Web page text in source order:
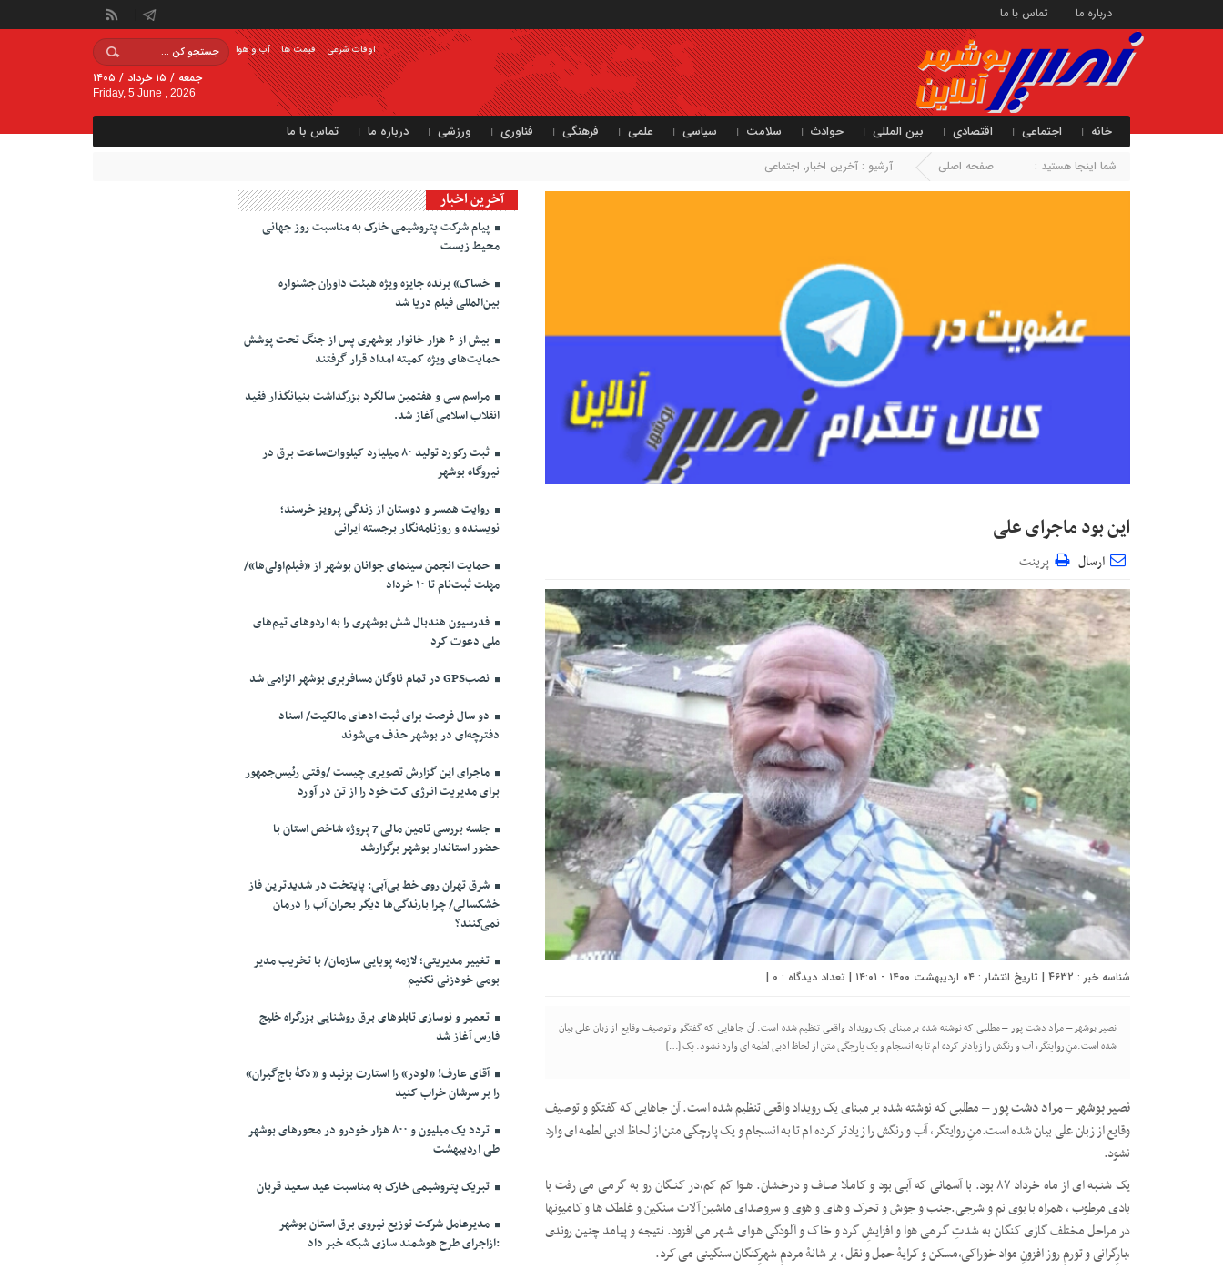
درباره ما تماس با ما
آب و هوا قیمت ها اوقات شرعی
جمعه / ۱۵ خرداد / ۱۴۰۵
Friday, 5 June , 2026
خانه اجتماعی اقتصادی بین المللی حوادث سلامت سیاسی علمی فرهنگی فناوری ورزشی درباره ما تماس با ما
شما اینجا هستید : صفحه اصلی آرشیو : آخرین اخبار, اجتماعی
این بود ماجرای علی
ارسال پرینت
شناسه خبر : 4632 | تاریخ انتشار : ۰۴ اردیبهشت ۱۴۰۰ - ۱۴:۰۱ | تعداد دیدگاه : 0
|
نصیر بوشهر – مراد دشت پور – مطلبی که نوشته شده بر مبنای یک رویداد واقعی تنظیم شده است. آن جاهایی که گفتگو و توصیف وقایع از زبان علی بیان
شده است.منِ روایتگر، آب و رنگش را زیادتر کرده ام تا به انسجام و یک پارچگی متن از لحاظ ادبی لطمه ای وارد نشود. یک […]
نصیر بوشهر – مراد دشت پور –مطلبی که نوشته شده بر مبنای یک رویداد واقعی تنظیم شده است. آن جاهایی که گفتگو و توصیف
وقایع از زبان علی بیان شده است.منِ روایتگر، آب و رنگش را زیادتر کرده ام تا به انسجام و یک پارچگی متن از لحاظ ادبی لطمه ای وارد
نشود.
یک شنـبه ای از ماه خرداد ۸۷ بود. با آسمانی که آبـی بود و کامـلا صـاف و درخـشان. هــوا کم کم،در کنــگان رو به گرمـی می رفت با
بادی مرطوب ، همراه با بوی نم و شرجی.جنب و جوش و تحرک و های و هوی و سروصدای ماشین آلات سنگین و غلطک ها و کامیونها
در مراحل مختلف گازی کنگان به شدتِ گـرمی هوا و افزایـشِ گرد و خاک و آلـودگی هـوای شـهر می افزود. نتیجه و پیامد چنین روندی
،بارِگرانی و تورمِ روز افزونِ مواد خوراکی،مسکن و کرایۀ حمل و نقل ، بر شانۀ مردمِ شهرِکنگان سنگینی می کرد.
آخرین اخبار
پیام شرکت پتروشیمی خارک به مناسبت روز جهانی
محیط زیست
خساک» برنده جایزه ویژه هیئت داوران جشنواره
بین‌المللی فیلم دریا شد
بیش از ۶ هزار خانوار بوشهری پس از جنگ تحت پوشش
حمایت‌های ویژه کمیته امداد قرار گرفتند
مراسم سی و هفتمین سالگرد بزرگداشت بنیانگذار فقید
انقلاب اسلامی آغاز شد.
ثبت رکورد تولید ۸۰ میلیارد کیلووات‌ساعت برق در
نیروگاه بوشهر
روایت همسر و دوستان از زندگی پرویز خرسند؛
نویسنده و روزنامه‌نگار برجسته ایرانی
حمایت انجمن سینمای جوانان بوشهر از «فیلم‌اولی‌ها»/
مهلت ثبت‌نام تا ۱۰ خرداد
فدرسیون هندبال شش بوشهری را به اردوهای تیم‌های
ملی دعوت کرد
نصبGPS در تمام ناوگان مسافربری بوشهر الزامی شد
دو سال فرصت برای ثبت ادعای مالکیت/ اسناد
دفترچه‌ای در بوشهر حذف می‌شوند
ماجرای این گزارش تصویری چیست /وقتی رئیس‌جمهور
برای مدیریت انرژی کت خود را از تن در آورد
جلسه بررسی تامین مالی 7 پروژه شاخص استان با
حضور استاندار بوشهر برگزارشد
شرق تهران روی خط بی‌آبی: پایتخت در شدیدترین فاز
خشکسالی/ چرا بارندگی‌ها دیگر بحران آب را درمان
نمی‌کنند؟
تغییر مدیریتی؛ لازمه پویایی سازمان/ با تخریب مدیر
بومی خودزنی نکنیم
تعمیر و نوسازی تابلو‌های برق روشنایی بزرگراه خلیج
فارس آغاز شد
آقای عارف! «لودر» را استارت بزنید و «دکۀ باج‌گیران»
را بر سرشان خراب کنید
تردد یک میلیون و ۸۰۰ هزار خودرو در محور‌های بوشهر
طی اردیبهشت
تبریک پتروشیمی خارک به مناسبت عید سعید قربان
مدیرعامل شرکت توزیع نیروی برق استان بوشهر
:ازاجرای طرح هوشمند سازی شبکه خبر داد